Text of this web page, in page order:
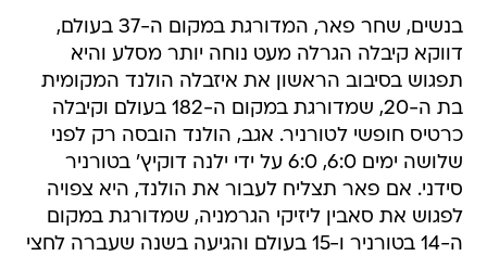
בנשים, שחר פאר, המדורגת במקום ה-37 בעולם,
דווקא קיבלה הגרלה מעט נוחה יותר מסלע והיא
תפגוש בסיבוב הראשון את איזבלה הולנד המקומית
בת ה-20, שמדורגת במקום ה-182 בעולם וקיבלה
כרטיס חופשי לטורניר. אגב, הולנד הובסה רק לפני
שלושה ימים 6:0, 6:0 על ידי ילנה דוקיץ' בטורניר
סידני. אם פאר תצליח לעבור את הולנד, היא צפויה
לפגוש את סאבין ליזיקי הגרמניה, שמדורגת במקום
ה-14 בטורניר ו-15 בעולם והגיעה בשנה שעברה לחצי